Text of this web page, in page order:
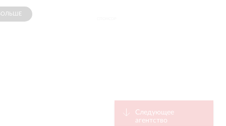
Следующее
агентство